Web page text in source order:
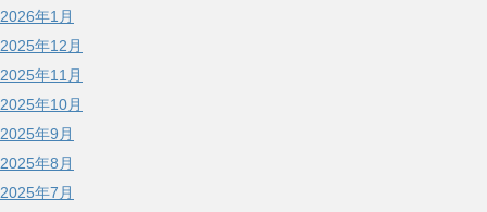
2026年1月
2025年12月
2025年11月
2025年10月
2025年9月
2025年8月
2025年7月